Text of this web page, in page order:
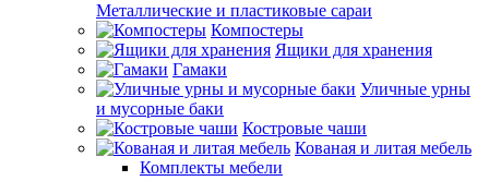
Металлические и пластиковые сараи
Компостеры
Ящики для хранения
Гамаки
Уличные урны
и мусорные баки
Костровые чаши
Кованая и литая мебель
Комплекты мебели